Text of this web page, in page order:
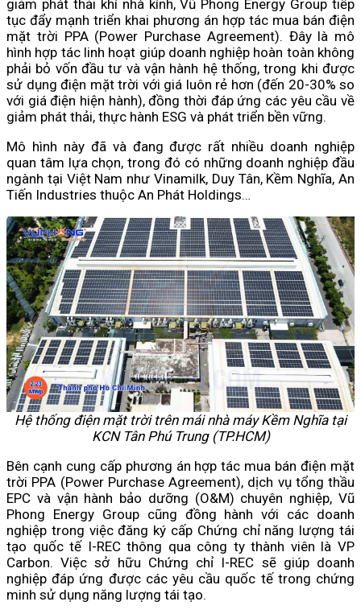
giảm phát thải khí nhà kính, Vũ Phong Energy Group tiếp
tục đẩy mạnh triển khai phương án hợp tác mua bán điện
mặt trời PPA (Power Purchase Agreement). Đây là mô
hình hợp tác linh hoạt giúp doanh nghiệp hoàn toàn không
phải bỏ vốn đầu tư và vận hành hệ thống, trong khi được
sử dụng điện mặt trời với giá luôn rẻ hơn (đến 20-30% so
với giá điện hiện hành), đồng thời đáp ứng các yêu cầu về
giảm phát thải, thực hành ESG và phát triển bền vững.
Mô hình này đã và đang được rất nhiều doanh nghiệp
quan tâm lựa chọn, trong đó có những doanh nghiệp đầu
ngành tại Việt Nam như Vinamilk, Duy Tân, Kềm Nghĩa, An
Tiến Industries thuộc An Phát Holdings…
Hệ thống điện mặt trời trên mái nhà máy Kềm Nghĩa tại
KCN Tân Phú Trung (TP.HCM)
Bên cạnh cung cấp phương án hợp tác mua bán điện mặt
trời PPA (Power Purchase Agreement), dịch vụ tổng thầu
EPC và vận hành bảo dưỡng (O&M) chuyên nghiệp, Vũ
Phong Energy Group cũng đồng hành với các doanh
nghiệp trong việc đăng ký cấp Chứng chỉ năng lượng tái
tạo quốc tế I-REC thông qua công ty thành viên là VP
Carbon. Việc sở hữu Chứng chỉ I-REC sẽ giúp doanh
nghiệp đáp ứng được các yêu cầu quốc tế trong chứng
minh sử dụng năng lượng tái tạo.